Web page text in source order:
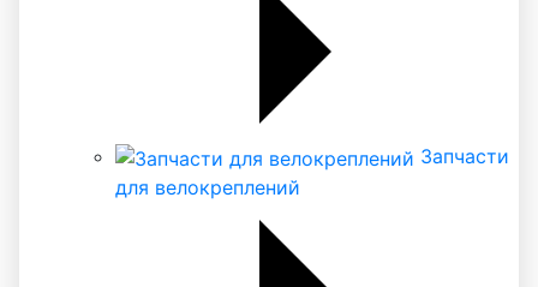
Запчасти
для велокреплений